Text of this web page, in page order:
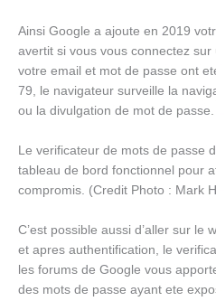
Ainsi Google a ajoute en 2019
avertit si vous vous connectez
votre email et mot de passe ont
79, le navigateur surveille la
ou la divulgation de mot de passe.
Le verificateur de mots de passe
tableau de bord fonctionnel pour
compromis. (Credit Photo : Mark
C’est possible aussi d’aller sur le
et apres authentification, le
les forums de Google vous
des mots de passe ayant ete